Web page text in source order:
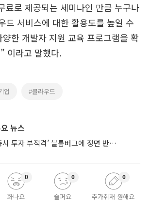
료로 제공되는 세미나인 만큼 누구나
드 서비스에 대한 활용도를 높일 수
한 개발자 지원 교육 프로그램을 확
이라고 말했다.
업 #클라우드
뉴스
금융위, ‘한국 증시 투자 부적격’ 블룸버그에 정면 반박…“근거 불분명”
화나요
0
슬퍼요
0
추가취재 원해요
0